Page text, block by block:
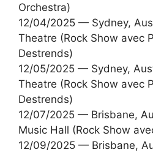
Orchestra)
12/04/2025 — Sydney,
Theatre (Rock Show avec
Destrends)
12/05/2025 — Sydney,
Theatre (Rock Show avec
Destrends)
12/07/2025 — Brisbane,
Music Hall (Rock Show
12/09/2025 — Brisbane,